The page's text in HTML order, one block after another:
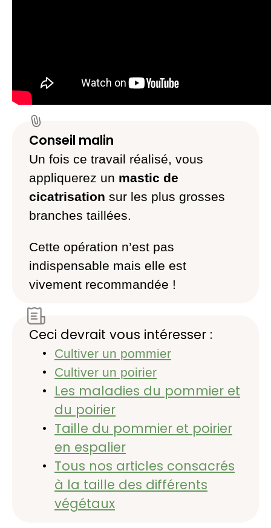
Conseil malin
Un fois ce travail réalisé, vous
appliquerez un mastic de
cicatrisation sur les plus grosses
branches taillées.
Cette opération n’est pas
indispensable mais elle est
vivement recommandée !
Ceci devrait vous intéresser :
Cultiver un pommier
Cultiver un poirier
Les maladies du pommier et
du poirier
Taille du pommier et poirier
en espalier
Tous nos articles consacrés
à la taille des différents
végétaux